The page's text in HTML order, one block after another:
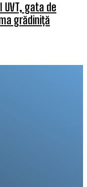
UVT, gata de
grădiniță